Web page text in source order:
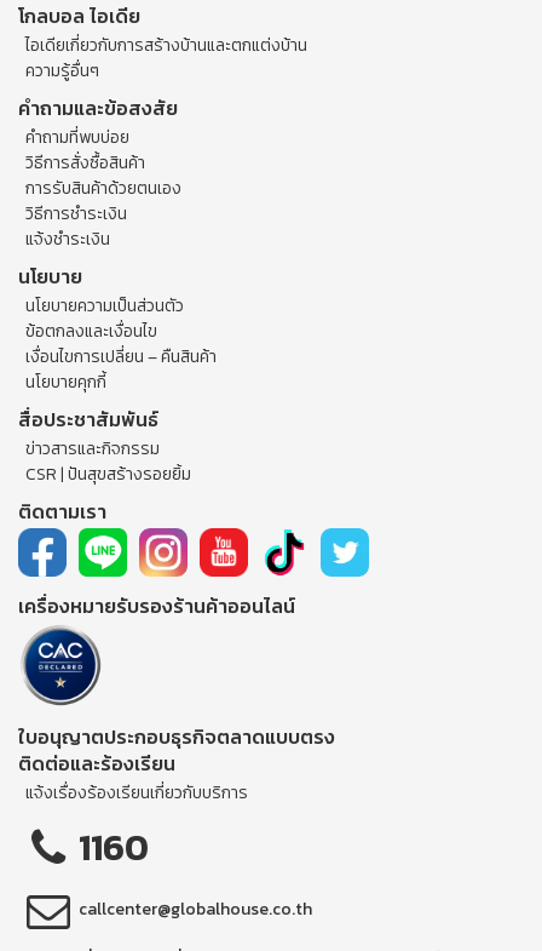
โกลบอล ไอเดีย
ไอเดียเกี่ยวกับการสร้างบ้านและตกแต่งบ้าน
ความรู้อื่นๆ
คำถามและข้อสงสัย
คำถามที่พบบ่อย
วิธีการสั่งซื้อสินค้า
การรับสินค้าด้วยตนเอง
วิธีการชำระเงิน
แจ้งชำระเงิน
นโยบาย
นโยบายความเป็นส่วนตัว
ข้อตกลงและเงื่อนไข
เงื่อนไขการเปลี่ยน – คืนสินค้า
นโยบายคุกกี้
สื่อประชาสัมพันธ์
ข่าวสารและกิจกรรม
CSR | ปันสุขสร้างรอยยิ้ม
ติดตามเรา
เครื่องหมายรับรองร้านค้าออนไลน์
ใบอนุญาตประกอบธุรกิจตลาดแบบตรง
ติดต่อและร้องเรียน
แจ้งเรื่องร้องเรียนเกี่ยวกับบริการ
1160
callcenter@globalhouse.co.th